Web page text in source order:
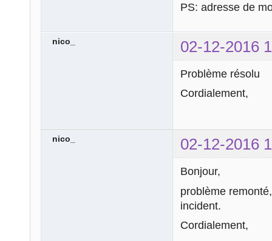
PS: adresse de
nico_ 02-12-2016
Problème résolu
Cordialement,
nico_ 02-12-2016
Bonjour,
problème
incident.
Cordialement,